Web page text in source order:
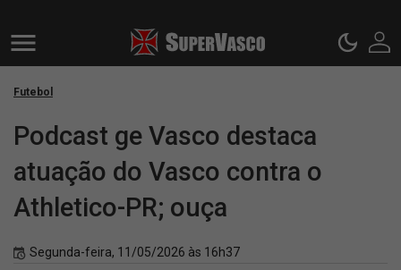
Futebol
Podcast ge Vasco destaca
atuação do Vasco contra o
Athletico-PR; ouça
Segunda-feira, 11/05/2026 às 16h37